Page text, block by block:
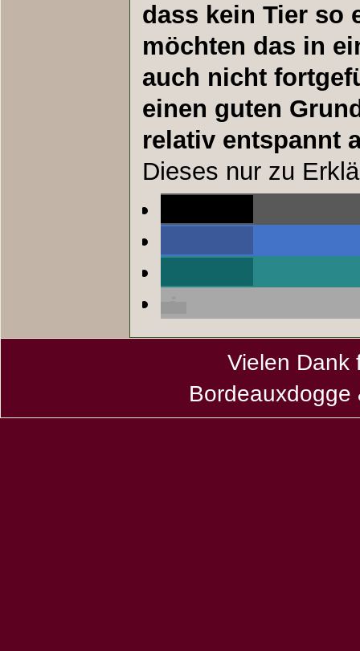
dass kein Tier so
möchten das in
auch nicht
einen guten
relativ entspannt
Dieses nur zu
Vielen Dank
Bordeauxdogge